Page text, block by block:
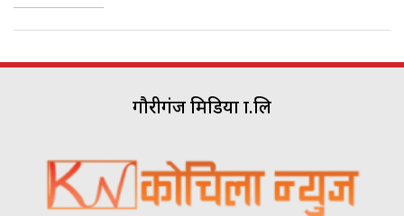
गौरीगंज मिडिया प्रा.लि